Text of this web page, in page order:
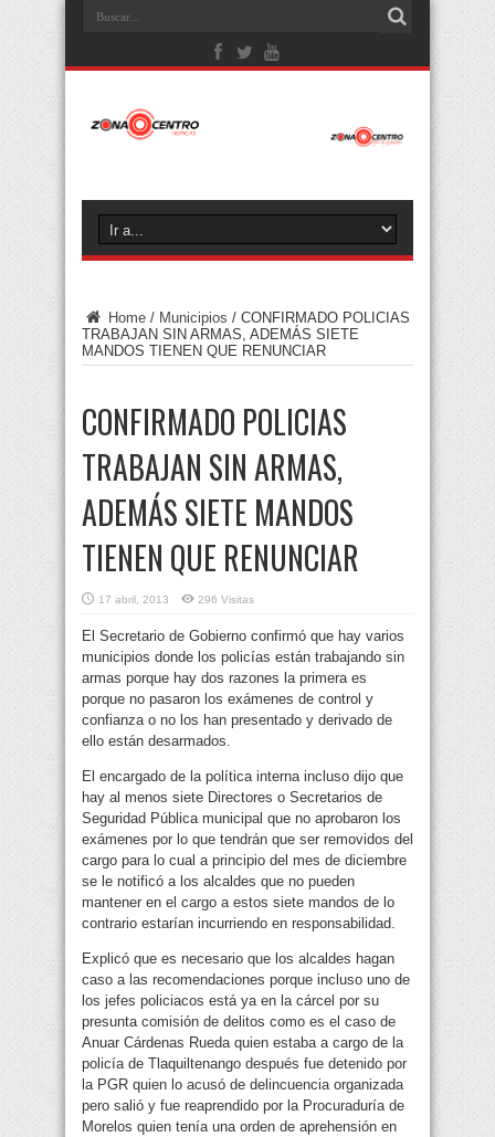
Home / Municipios / CONFIRMADO POLICIAS
TRABAJAN SIN ARMAS, ADEMÁS SIETE
MANDOS TIENEN QUE RENUNCIAR
CONFIRMADO POLICIAS
TRABAJAN SIN ARMAS,
ADEMÁS SIETE MANDOS
TIENEN QUE RENUNCIAR
17 abril, 2013 296 Visitas
El Secretario de Gobierno confirmó que hay varios
municipios donde los policías están trabajando sin
armas porque hay dos razones la primera es
porque no pasaron los exámenes de control y
confianza o no los han presentado y derivado de
ello están desarmados.
El encargado de la política interna incluso dijo que
hay al menos siete Directores o Secretarios de
Seguridad Pública municipal que no aprobaron los
exámenes por lo que tendrán que ser removidos del
cargo para lo cual a principio del mes de diciembre
se le notificó a los alcaldes que no pueden
mantener en el cargo a estos siete mandos de lo
contrario estarían incurriendo en responsabilidad.
Explicó que es necesario que los alcaldes hagan
caso a las recomendaciones porque incluso uno de
los jefes policiacos está ya en la cárcel por su
presunta comisión de delitos como es el caso de
Anuar Cárdenas Rueda quien estaba a cargo de la
policía de Tlaquiltenango después fue detenido por
la PGR quien lo acusó de delincuencia organizada
pero salió y fue reaprendido por la Procuraduría de
Morelos quien tenía una orden de aprehensión en